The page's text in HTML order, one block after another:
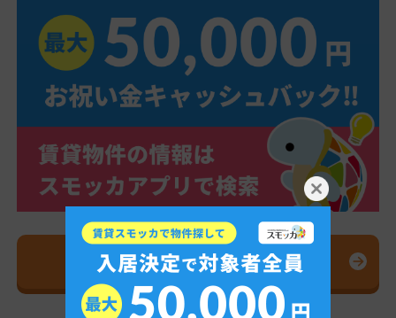
スモッカを無料ダウンロード